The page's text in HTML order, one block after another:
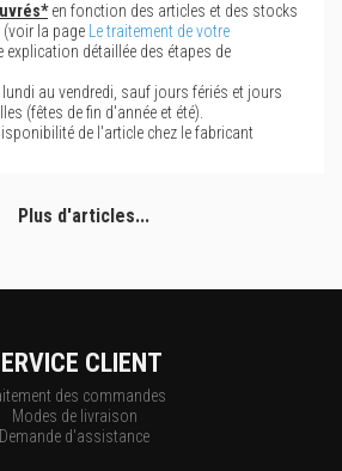
en fonction des articles et des stocks
la page
Le traitement de votre
explication détaillée des étapes de
lundi au vendredi, sauf jours fériés et jours
(fêtes de fin d'année et été).
de l'article chez le fabricant
Plus d'articles...
CLIENT
des commandes
Modes de livraison
Demande d'assistance